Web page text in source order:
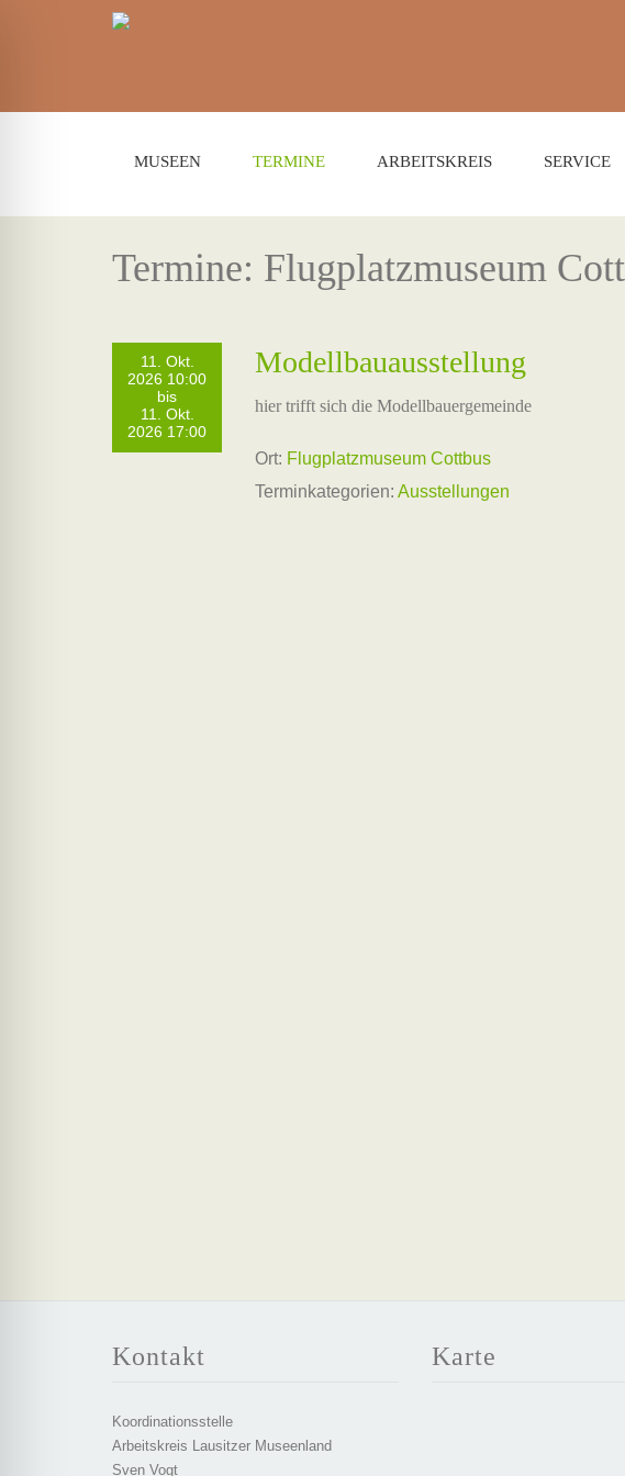
MUSEEN TERMINE ARBEITSKREIS SERVICE
Termine: Flugplatzmuseum
11. Okt.
2026 10:00
bis
11. Okt.
2026 17:00
Modellbauausstellung
hier trifft sich die Modellbauergemeinde
Ort: Flugplatzmuseum Cottbus
Terminkategorien: Ausstellungen
Kontakt
Koordinationsstelle
Arbeitskreis Lausitzer Museenland
Sven Vogt
Karte